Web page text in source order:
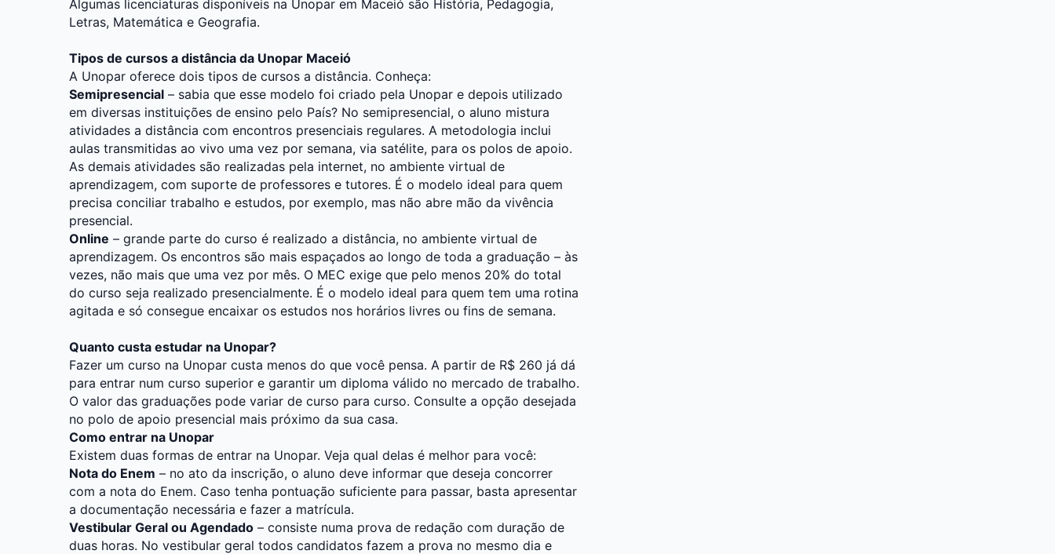
Algumas licenciaturas disponíveis na Unopar em Maceió são História, Pedagogia,
Letras, Matemática e Geografia.
Tipos de cursos a distância da Unopar Maceió
A Unopar oferece dois tipos de cursos a distância. Conheça:
Semipresencial – sabia que esse modelo foi criado pela Unopar e depois utilizado
em diversas instituições de ensino pelo País? No semipresencial, o aluno mistura
atividades a distância com encontros presenciais regulares. A metodologia inclui
aulas transmitidas ao vivo uma vez por semana, via satélite, para os polos de apoio.
As demais atividades são realizadas pela internet, no ambiente virtual de
aprendizagem, com suporte de professores e tutores. É o modelo ideal para quem
precisa conciliar trabalho e estudos, por exemplo, mas não abre mão da vivência
presencial.
Online – grande parte do curso é realizado a distância, no ambiente virtual de
aprendizagem. Os encontros são mais espaçados ao longo de toda a graduação – às
vezes, não mais que uma vez por mês. O MEC exige que pelo menos 20% do total
do curso seja realizado presencialmente. É o modelo ideal para quem tem uma rotina
agitada e só consegue encaixar os estudos nos horários livres ou fins de semana.
Quanto custa estudar na Unopar?
Fazer um curso na Unopar custa menos do que você pensa. A partir de R$ 260 já dá
para entrar num curso superior e garantir um diploma válido no mercado de trabalho.
O valor das graduações pode variar de curso para curso. Consulte a opção desejada
no polo de apoio presencial mais próximo da sua casa.
Como entrar na Unopar
Existem duas formas de entrar na Unopar. Veja qual delas é melhor para você:
Nota do Enem – no ato da inscrição, o aluno deve informar que deseja concorrer
com a nota do Enem. Caso tenha pontuação suficiente para passar, basta apresentar
a documentação necessária e fazer a matrícula.
Vestibular Geral ou Agendado – consiste numa prova de redação com duração de
duas horas. No vestibular geral todos candidatos fazem a prova no mesmo dia e